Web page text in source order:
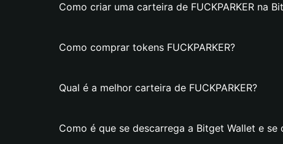
Como criar uma carteira de FUCKPARKER na
Como comprar tokens FUCKPARKER?
Qual é a melhor carteira de FUCKPARKER?
Como é que se descarrega a Bitget Wallet e se